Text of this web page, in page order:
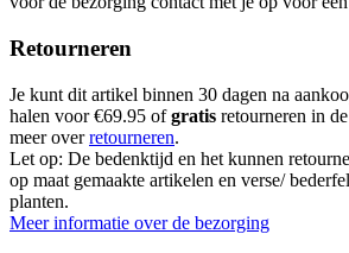
Retourneren
Je kunt dit artikel binnen 30 dagen na
halen voor €69.95 ofgratis retourneren in
meer overretourneren.
Let op: De bedenktijd en het kunnen
op maat gemaakte artikelen en verse/
planten.
Meer informatie over de bezorging